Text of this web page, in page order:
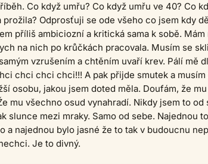
Co když umřu? Co když umřu ve 40? Co
Odprosťuji se ode všeho co jsem kdy
příliš ambiciozní a kritická sama k sobě. Mám
na nich po krůčkách pracovala. Musím se
vzrušením a chtěním uvaří krev. Pálí mě
chci chci chci!!! A pak přijde smutek a musím
osobu, jakou jsem doted měla. Doufám, že
mu všechno osud vynahradí. Nikdy jsem to od
slunce mezi mraky. Samo od sebe. Najednou to
a najednou bylo jasné že to tak v budoucnu
Je to divný.